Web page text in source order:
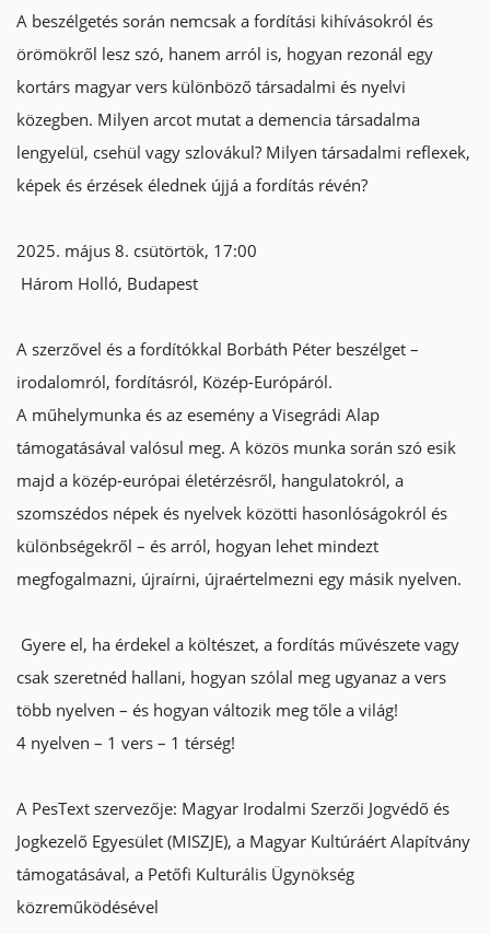
A beszélgetés során nemcsak a fordítási kihívásokról és
örömökről lesz szó, hanem arról is, hogyan rezonál egy
kortárs magyar vers különböző társadalmi és nyelvi
közegben. Milyen arcot mutat a demencia társadalma
lengyelül, csehül vagy szlovákul? Milyen társadalmi reflexek,
képek és érzések élednek újjá a fordítás révén?
2025. május 8. csütörtök, 17:00
Három Holló, Budapest
A szerzővel és a fordítókkal Borbáth Péter beszélget –
irodalomról, fordításról, Közép-Európáról.
A műhelymunka és az esemény a Visegrádi Alap
támogatásával valósul meg. A közös munka során szó esik
majd a közép-európai életérzésről, hangulatokról, a
szomszédos népek és nyelvek közötti hasonlóságokról és
különbségekről – és arról, hogyan lehet mindezt
megfogalmazni, újraírni, újraértelmezni egy másik nyelven.
Gyere el, ha érdekel a költészet, a fordítás művészete vagy
csak szeretnéd hallani, hogyan szólal meg ugyanaz a vers
több nyelven – és hogyan változik meg tőle a világ!
4 nyelven – 1 vers – 1 térség!
A PesText szervezője: Magyar Irodalmi Szerzői Jogvédő és
Jogkezelő Egyesület (MISZJE), a Magyar Kultúráért Alapítvány
támogatásával, a Petőfi Kulturális Ügynökség
közreműködésével